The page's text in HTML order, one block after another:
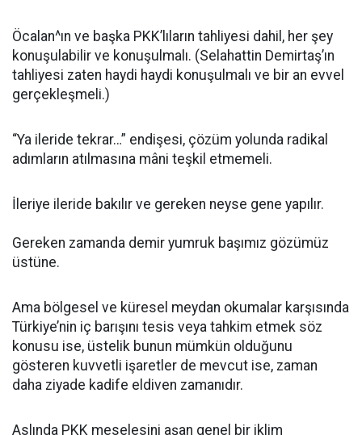
Öcalan^ın ve başka PKK’lıların tahliyesi dahil, her şey
konuşulabilir ve konuşulmalı. (Selahattin Demirtaş’ın
tahliyesi zaten haydi haydi konuşulmalı ve bir an evvel
gerçekleşmeli.)
“Ya ileride tekrar…” endişesi, çözüm yolunda radikal
adımların atılmasına mâni teşkil etmemeli.
İleriye ileride bakılır ve gereken neyse gene yapılır.
Gereken zamanda demir yumruk başımız gözümüz
üstüne.
Ama bölgesel ve küresel meydan okumalar karşısında
Türkiye’nin iç barışını tesis veya tahkim etmek söz
konusu ise, üstelik bunun mümkün olduğunu
gösteren kuvvetli işaretler de mevcut ise, zaman
daha ziyade kadife eldiven zamanıdır.
Aslında PKK meselesini aşan genel bir iklim